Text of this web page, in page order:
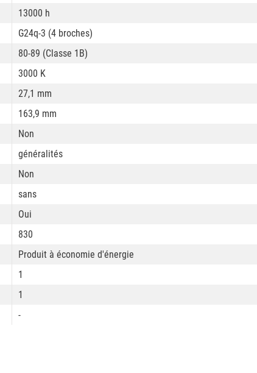
13000 h
G24q-3 (4 broches)
80-89 (Classe 1B)
3000 K
27,1 mm
163,9 mm
Non
généralités
Non
sans
Oui
830
Produit à économie d'énergie
1
1
-